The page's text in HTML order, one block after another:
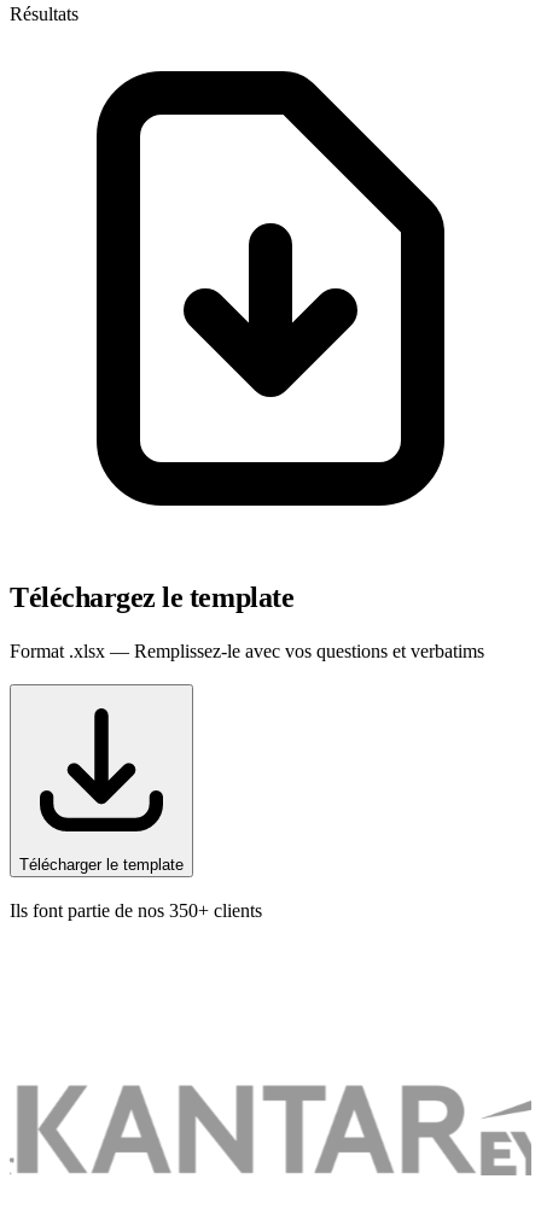
Résultats
Téléchargez le template
Format .xlsx — Remplissez-le avec vos questions et verbatims
Télécharger le template
Ils font partie de nos 350+ clients